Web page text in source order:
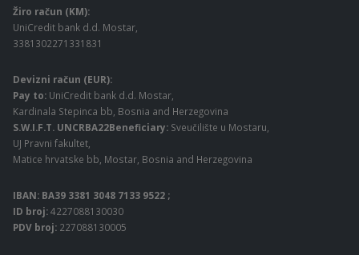
Žiro račun (KM):
UniCredit bank d.d. Mostar,
3381302271331831
Devizni račun (EUR):
Pay to: UniCredit bank d.d. Mostar,
Kardinala Stepinca bb, Bosnia and Herzegovina
S.W.I.F.T. UNCRBA22Beneficiary: Sveučilište u Mostaru,
UJ Pravni fakultet,
Matice hrvatske bb, Mostar, Bosnia and Herzegovina
IBAN: BA39 3381 3048 7133 9522 ;
ID broj:4227088130030
PDV broj: 227088130005